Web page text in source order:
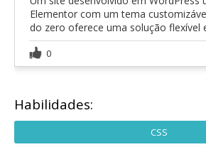
Elementor com um tema
do zero oferece uma solução flexível
0
Habilidades:
CSS